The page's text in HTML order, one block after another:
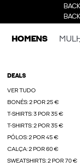
HOMENS
DEALS
VER TUDO
BONÉS: 2 POR 25 €
T-SHIRTS: 3 POR 35 €
T-SHIRTS: 2 POR 35 €
PÓLOS: 2 POR 45 €
CALÇA: 2 POR 60 €
SWEATSHIRTS: 2 POR 70 €